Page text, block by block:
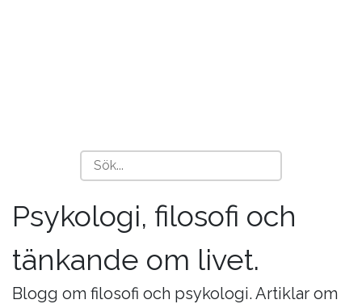
Psykologi, filosofi och
tänkande om livet.
Blogg om filosofi och psykologi. Artiklar om